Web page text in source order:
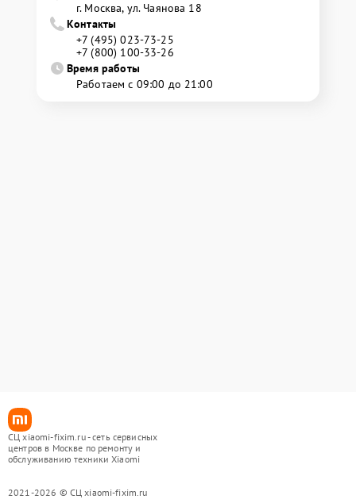
г. Москва, ул. Чаянова 18
Контакты
+7 (495) 023-73-25
+7 (800) 100-33-26
Время работы
Работаем с 09:00 до 21:00
СЦ xiaomi-fixim.ru - сеть сервисных
центров в Москве по ремонту и
обслуживанию техники Xiaomi
2021-2026 © СЦ xiaomi-fixim.ru